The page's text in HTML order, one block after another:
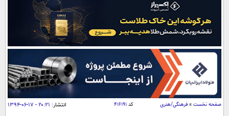
نظرسنجی
آب و هوا
اوقات شرعی
سواد زندگی
اقتصاد
صفحه نخست » فرهنگی/هنری کد۴۱۶۱۹۱ انتشار: ۲۰:۲۱ - ۱۷-۰۶-۱۳۹۴